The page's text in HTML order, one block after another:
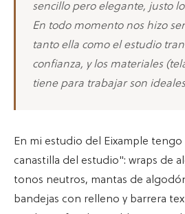
sencillo pero elegante, justo
En todo momento nos hizo
tanto ella como el estudio
confianza, y los materiales
tiene para trabajar son
En mi estudio del Eixample
canastilla del estudio": wraps de
tonos neutros, mantas de
bandejas con relleno y barrera